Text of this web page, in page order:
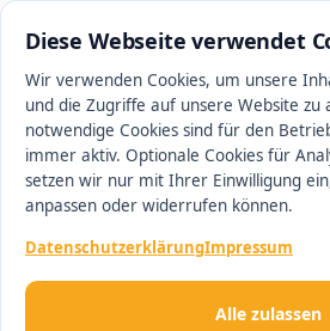
Diese Webseite verwendet
Wir verwenden Cookies, um unsere
und die Zugriffe auf unsere Website zu
notwendige Cookies sind für den
immer aktiv. Optionale Cookies für
setzen wir nur mit Ihrer Einwilligung
anpassen oder widerrufen können.
DatenschutzerklärungImpressum
Alle zulassen